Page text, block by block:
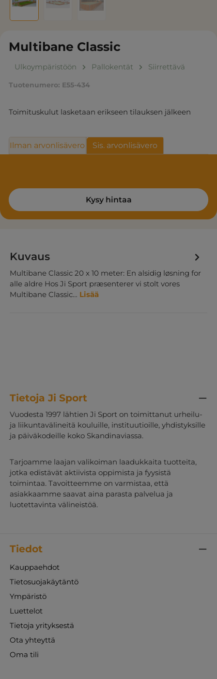
Multibane Classic
Ulkoympäristöön Pallokentät Siirrettävä
Tuotenumero: E55-434
Toimituskulut lasketaan erikseen tilauksen jälkeen
Ilman arvonlisävero Sis. arvonlisävero
Kysy hintaa
Kuvaus
Multibane Classic 20 x 10 meter: En alsidig løsning for
alle aldre Hos Ji Sport præsenterer vi stolt vores
Multibane Classic… Lisää
Tietoja Ji Sport
Vuodesta 1997 lähtien Ji Sport on toimittanut urheilu-
ja liikuntavälineitä kouluille, instituutioille, yhdistyksille
ja päiväkodeille koko Skandinaviassa.
Tarjoamme laajan valikoiman laadukkaita tuotteita,
jotka edistävät aktiivista oppimista ja fyysistä
toimintaa. Tavoitteemme on varmistaa, että
asiakkaamme saavat aina parasta palvelua ja
luotettavinta välineistöä.
Tiedot
Kauppaehdot
Tietosuojakäytäntö
Ympäristö
Luettelot
Tietoja yrityksestä
Ota yhteyttä
Oma tili